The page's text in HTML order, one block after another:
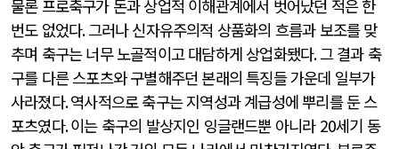
물론 프로축구가 돈과 상업적 이해관계에서 벗어났던 적은 한
번도 없었다.그러나 신자유주의적 상품화의 흐름과 보조를 맞
추며 축구는 너무 노골적이고 대담하게 상업화됐다.그 결과 축
구를 다른 스포츠와 구별해주던 본래의 특징들 가운데 일부가
사라졌다.역사적으로 축구는 지역성과 계급성에 뿌리를 둔 스
포츠였다.이는 축구의 발상지인 잉글랜드뿐 아니라 20세기 동